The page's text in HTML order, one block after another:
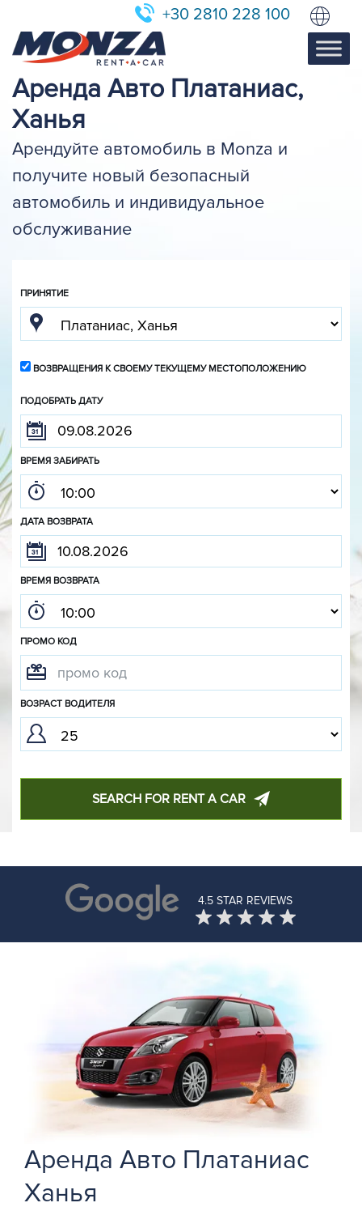
+30 2810 228 100
Аренда Авто Платаниас,
Ханья
Арендуйте автомобиль в Monza и
получите новый безопасный
автомобиль и индивидуальное
обслуживание
ПРИНЯТИЕ
ВОЗВРАЩЕНИЯ К СВОЕМУ ТЕКУЩЕМУ МЕСТОПОЛОЖЕНИЮ
ПОДОБРАТЬ ДАТУ
ВРЕМЯ ЗАБИРАТЬ
ДАТА ВОЗВРАТА
ВРЕМЯ ВОЗВРАТА
ПРОМО КОД
ВОЗРАСТ ВОДИТЕЛЯ
SEARCH FOR RENT A CAR
4.5 STAR REVIEWS
Аренда Авто Платаниас
Ханья